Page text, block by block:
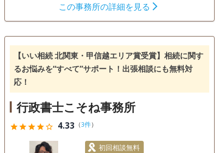
遺産分割
相続人調査
電話相談可 訪問可 土日相談可 初回相談無料
18時以降相談可
この事務所の詳細を見る
【いい相続 北関東・甲信越エリア賞受賞】相続に関す
るお悩みを“すべて”サポート！出張相談にも無料対
応！
行政書士こそね事務所
starstarstarstarstar_outline 4.33 （3件）
初回相談無料